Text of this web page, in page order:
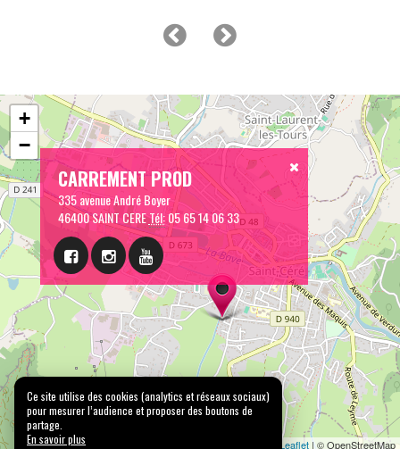
CARREMENT PROD
335 avenue André Boyer
46400 SAINT CERETél:05 65 14 06 33
+
−
Leaflet | © OpenStreetMap
Ce site utilise des cookies (analytics et réseaux sociaux)
pour mesurer l’audience et proposer des boutons de
partage.
En savoir plus